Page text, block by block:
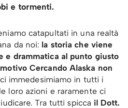
e tormenti.
catapultati in una realtà
da noi: la storia che viene
e drammatica al punto giusto
Cercando Alaska non
immedesimiamo in tutti i
loro azioni e raramente ci
Tra tutti spicca il Dott.